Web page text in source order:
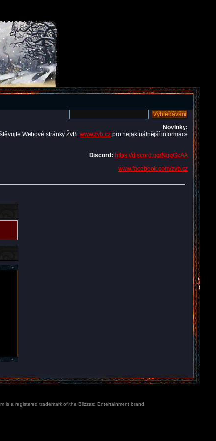
Novinky:
Webové stránky ŽvB www.zvb.cz pro nejaktuálnější informace
Discord: https://discord.gg/NqqGcAA
www.facebook.com/zvb.cz
is a registered trademark of the Blizzard Entertainment brand.